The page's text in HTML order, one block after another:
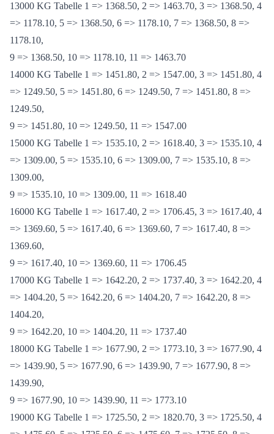
9 => 1305.80, 10 => 1107.55, 11 => 1377.05
13000 KG Tabelle 1 => 1368.50, 2 => 1463.70, 3 => 1368.50, 4
=> 1178.10, 5 => 1368.50, 6 => 1178.10, 7 => 1368.50, 8 =>
1178.10,
9 => 1368.50, 10 => 1178.10, 11 => 1463.70
14000 KG Tabelle 1 => 1451.80, 2 => 1547.00, 3 => 1451.80, 4
=> 1249.50, 5 => 1451.80, 6 => 1249.50, 7 => 1451.80, 8 =>
1249.50,
9 => 1451.80, 10 => 1249.50, 11 => 1547.00
15000 KG Tabelle 1 => 1535.10, 2 => 1618.40, 3 => 1535.10, 4
=> 1309.00, 5 => 1535.10, 6 => 1309.00, 7 => 1535.10, 8 =>
1309.00,
9 => 1535.10, 10 => 1309.00, 11 => 1618.40
16000 KG Tabelle 1 => 1617.40, 2 => 1706.45, 3 => 1617.40, 4
=> 1369.60, 5 => 1617.40, 6 => 1369.60, 7 => 1617.40, 8 =>
1369.60,
9 => 1617.40, 10 => 1369.60, 11 => 1706.45
17000 KG Tabelle 1 => 1642.20, 2 => 1737.40, 3 => 1642.20, 4
=> 1404.20, 5 => 1642.20, 6 => 1404.20, 7 => 1642.20, 8 =>
1404.20,
9 => 1642.20, 10 => 1404.20, 11 => 1737.40
18000 KG Tabelle 1 => 1677.90, 2 => 1773.10, 3 => 1677.90, 4
=> 1439.90, 5 => 1677.90, 6 => 1439.90, 7 => 1677.90, 8 =>
1439.90,
9 => 1677.90, 10 => 1439.90, 11 => 1773.10